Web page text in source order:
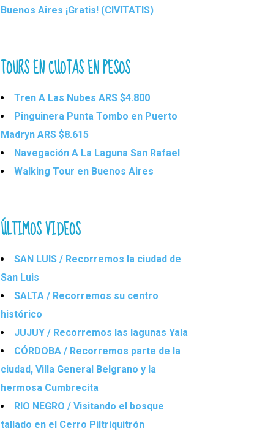
Buenos Aires ¡Gratis! (CIVITATIS)
TOURS EN CUOTAS EN PESOS
Tren A Las Nubes ARS $4.800
Pinguinera Punta Tombo en Puerto
Madryn ARS $8.615
Navegación A La Laguna San Rafael
Walking Tour en Buenos Aires
ÚLTIMOS VIDEOS
SAN LUIS / Recorremos la ciudad de
San Luis
SALTA / Recorremos su centro
histórico
JUJUY / Recorremos las lagunas Yala
CÓRDOBA / Recorremos parte de la
ciudad, Villa General Belgrano y la
hermosa Cumbrecita
RIO NEGRO / Visitando el bosque
tallado en el Cerro Piltriquitrón